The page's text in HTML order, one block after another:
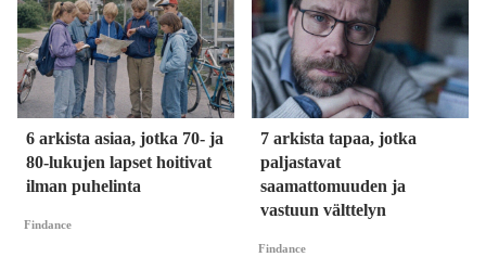
6 arkista asiaa, jotka 70- ja
80-lukujen lapset hoitivat
ilman puhelinta
Findance
7 arkista tapaa, jotka
paljastavat
saamattomuuden ja
vastuun välttelyn
Findance